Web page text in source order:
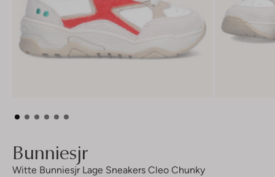
Bunniesjr
Witte Bunniesjr Lage Sneakers Cleo Chunky